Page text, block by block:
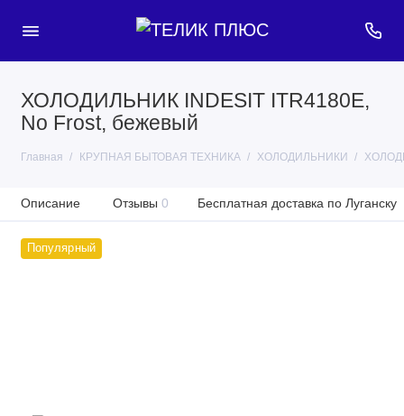
ХОЛОДИЛЬНИК INDESIT ITR4180E,
No Frost, бежевый
Главная КРУПНАЯ БЫТОВАЯ ТЕХНИКА ХОЛОДИЛЬНИКИ
Описание Отзывы 0 Бесплатная доставка по Луганску
Популярный